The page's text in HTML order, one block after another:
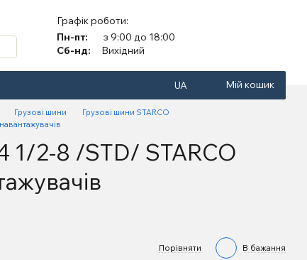
Графік роботи:
Пн-пт:
з 9:00 до 18:00
Сб-нд:
Вихідний
UA Мій кошик
Грузові шини
Грузові шини STARCO
1/2-8 /STD/ STARCO
Порівняти В бажання